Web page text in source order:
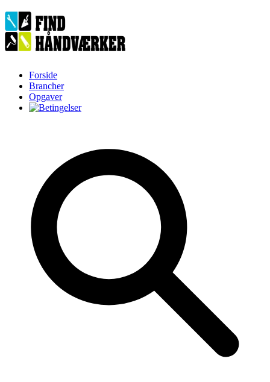
Forside
Brancher
Opgaver